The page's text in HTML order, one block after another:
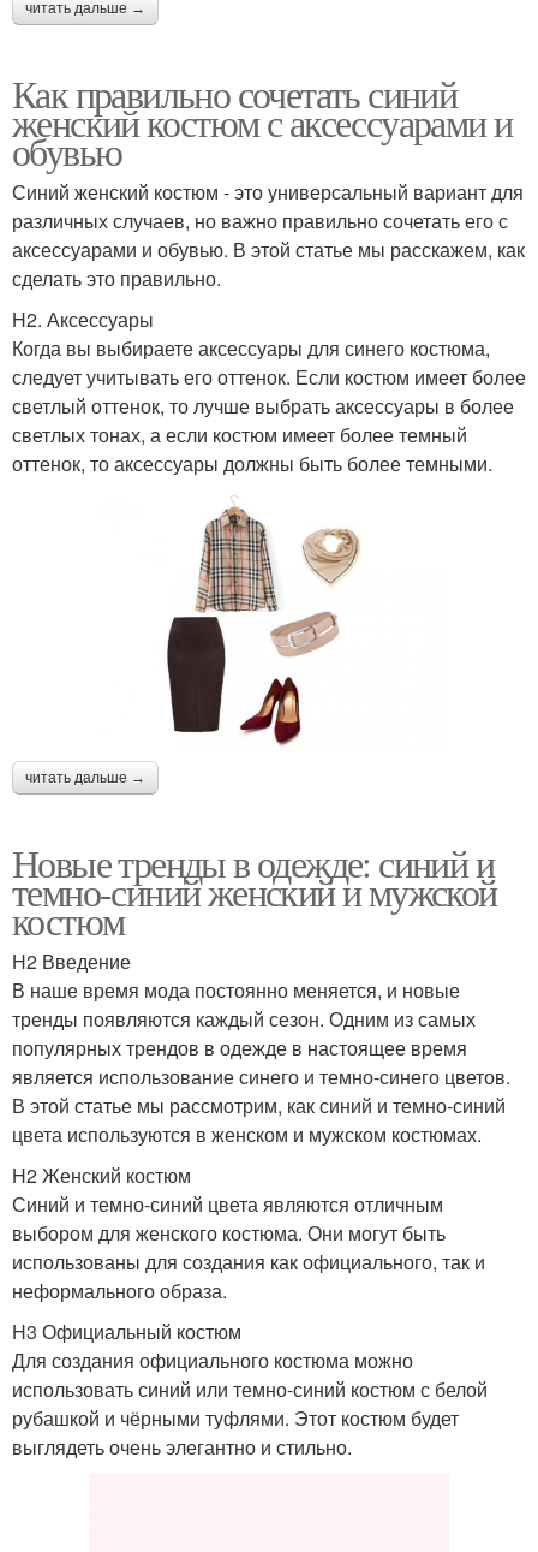
читать дальше →
Как правильно сочетать синий
женский костюм с аксессуарами и
обувью
Синий женский костюм - это универсальный вариант для
различных случаев, но важно правильно сочетать его с
аксессуарами и обувью. В этой статье мы расскажем, как
сделать это правильно.
H2. Аксессуары
Когда вы выбираете аксессуары для синего костюма,
следует учитывать его оттенок. Если костюм имеет более
светлый оттенок, то лучше выбрать аксессуары в более
светлых тонах, а если костюм имеет более темный
оттенок, то аксессуары должны быть более темными.
читать дальше →
Новые тренды в одежде: синий и
темно-синий женский и мужской
костюм
H2 Введение
В наше время мода постоянно меняется, и новые
тренды появляются каждый сезон. Одним из самых
популярных трендов в одежде в настоящее время
является использование синего и темно-синего цветов.
В этой статье мы рассмотрим, как синий и темно-синий
цвета используются в женском и мужском костюмах.
H2 Женский костюм
Синий и темно-синий цвета являются отличным
выбором для женского костюма. Они могут быть
использованы для создания как официального, так и
неформального образа.
H3 Официальный костюм
Для создания официального костюма можно
использовать синий или темно-синий костюм с белой
рубашкой и чёрными туфлями. Этот костюм будет
выглядеть очень элегантно и стильно.